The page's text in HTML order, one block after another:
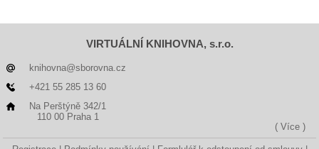
VIRTUÁLNÍ KNIHOVNA, s.r.o.
knihovna@sborovna.cz
+421 55 285 13 60
Na Perštýně 342/1
110 00 Praha 1
( Více )